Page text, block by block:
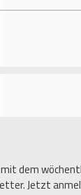
dem
Jetzt